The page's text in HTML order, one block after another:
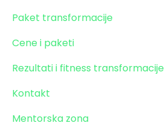
Paket transformacije
Cene i paketi
Rezultati i fitness transformacije
Kontakt
Mentorska zona